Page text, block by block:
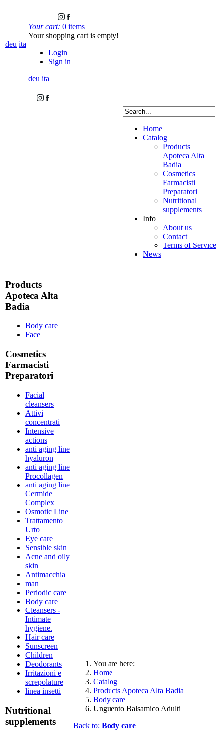
deu ita
Your cart: 0 items
Your shopping cart is empty!
Login
Sign in
deu ita
Home
Catalog
Products
Apoteca Alta
Badia
Cosmetics
Farmacisti
Preparatori
Nutritional
supplements
Info
About us
Contact
Terms of Service
News
Products
Apoteca Alta
Badia
Body care
Face
Cosmetics
Farmacisti
Preparatori
Facial
cleansers
Attivi
concentrati
Intensive
actions
anti aging line
hyaluron
anti aging line
Procollagen
anti aging line
Cermide
Complex
Osmotic Line
Trattamento
Urto
Eye care
Sensible skin
Acne and oily
skin
Antimacchia
man
Periodic care
Body care
Cleansers -
Intimate
hygiene.
Hair care
Sunscreen
Children
Deodorants
Irritazioni e
screpolature
linea insetti
Nutritional
supplements
You are here:
Home
Catalog
Products Apoteca Alta Badia
Body care
Unguento Balsamico Adulti
Back to: Body care